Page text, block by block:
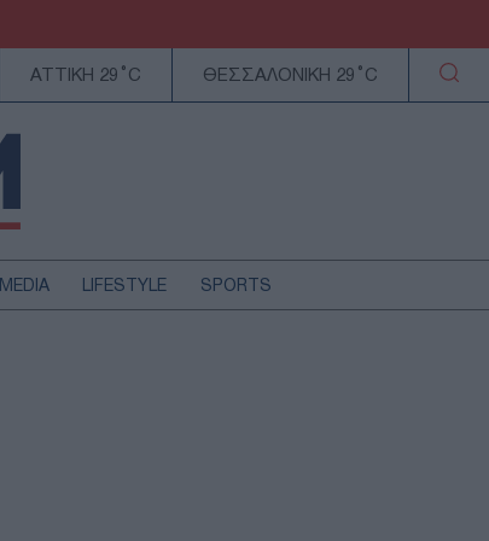
ΑΤΤΙΚΗ 29°C ΘΕΣΣΑΛΟΝΙΚΗ 29°C
MEDIA LIFESTYLE SPORTS